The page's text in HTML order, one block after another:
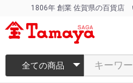
1806年 創業 佐賀県の百貨店
全ての商品